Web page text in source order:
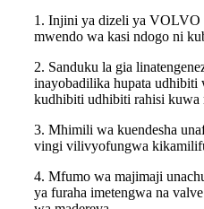
1. Injini ya dizeli ya VOLVO
mwendo wa kasi ndogo ni
2. Sanduku la gia
inayobadilika hupata udhibiti
kudhibiti udhibiti rahisi kuwa
3. Mhimili wa kuendesha
vingi vilivyofungwa
4. Mfumo wa majimaji
ya furaha imetengwa na